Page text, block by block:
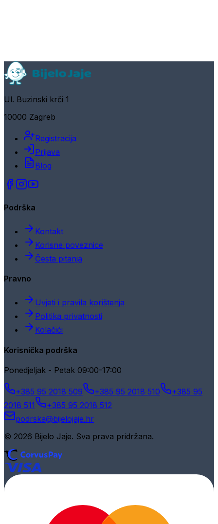
Ul. Buzinski krči 1
10000 Zagreb
Registracija
Prijava
Blog
Podrška
Kontakt
Korisne poveznice
Česta pitanja
Pravno
Uvjeti i pravila korištenja
Politika privatnosti
Kolačići
Korisnička podrška
Ponedjeljak - Petak 09:00-17:00
+385 95 2018 509 +385 95 2018 510
+385 95
2018 511
+385 95 2018 512
podrska@bijelojaje.hr
© 2026 Bijelo Jaje. Sva prava pridržana.